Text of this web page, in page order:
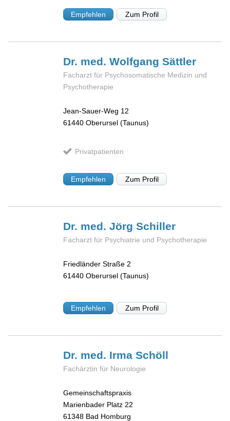
Empfehlen Zum Profil
Dr. med. WolfgangSättler
Facharzt für Psychosomatische Medizin und
Psychotherapie
Jean-Sauer-Weg 12
61440 Oberursel (Taunus)
Privatpatienten
Empfehlen Zum Profil
Dr. med. JörgSchiller
Facharzt für Psychiatrie und Psychotherapie
Friedländer Straße 2
61440 Oberursel (Taunus)
Empfehlen Zum Profil
Dr. med. IrmaSchöll
Fachärztin für Neurologie
Gemeinschaftspraxis
Marienbader Platz 22
61348 Bad Homburg